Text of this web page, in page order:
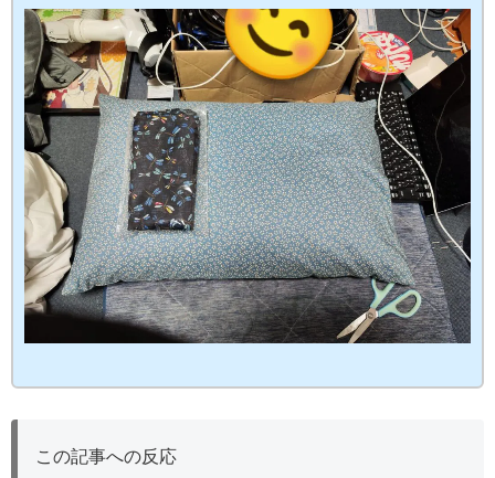
この記事への反応